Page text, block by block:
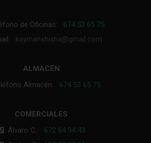
de Oficinas: 674 53 65 75
kaymanshisha@gmail.com
ALMACÉN
Almacén: 674 53 65 75
COMERCIALES
Álvaro C.: 672 64 94 43